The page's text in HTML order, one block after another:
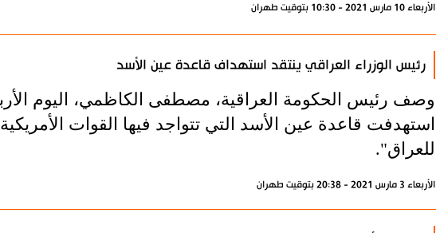
الأربعاء 10 مارس 2021 - 10:30 بتوقيت طهران
رئيس الوزراء العراقي ينتقد استهداف قاعدة عين الأسد
وصف رئيس الحكومة العراقية، مصطفى الكاظمي، اليوم
استهدفت قاعدة عين الأسد التي تتواجد فيها القوات الأمريكية
للعراق".
الأربعاء 3 مارس 2021 - 20:38 بتوقيت طهران